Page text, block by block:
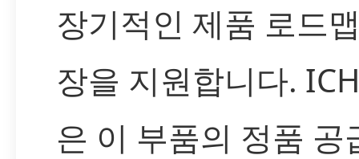
장기적인 제품 로드
장을 지원합니다.
은 이 부품의 정품 공